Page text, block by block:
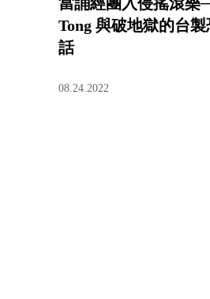
Tong 與破地獄的台
話
08.24.2022